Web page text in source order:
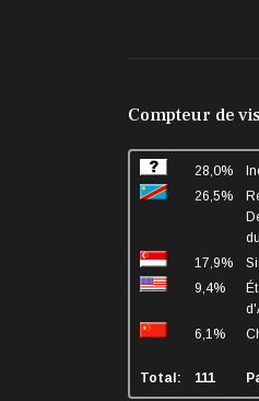
Compteur de
28,0%
26,5%
17,9%
9,4%
6,1%
Total: 111